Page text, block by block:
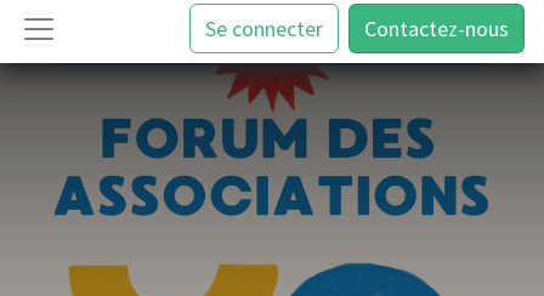
Se connecter Contactez-nous